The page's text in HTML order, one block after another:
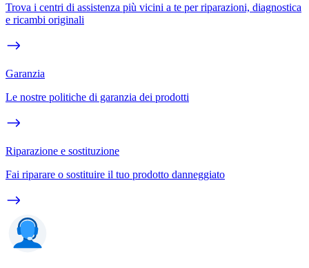
Trova i centri di assistenza più vicini a te per riparazioni, diagnostica
e ricambi originali
Garanzia
Le nostre politiche di garanzia dei prodotti
Riparazione e sostituzione
Fai riparare o sostituire il tuo prodotto danneggiato